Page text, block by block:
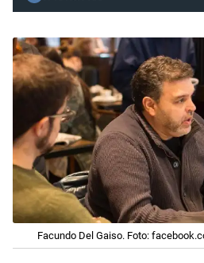
Facundo Del Gaiso. Foto: